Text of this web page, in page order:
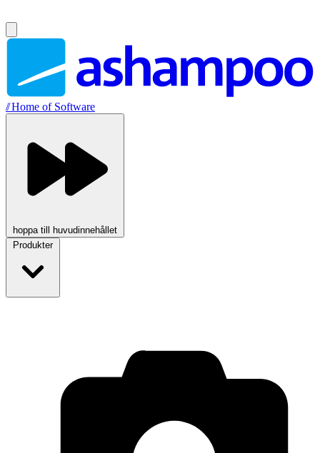
//Home of Software
hoppa till huvudinnehållet
Produkter